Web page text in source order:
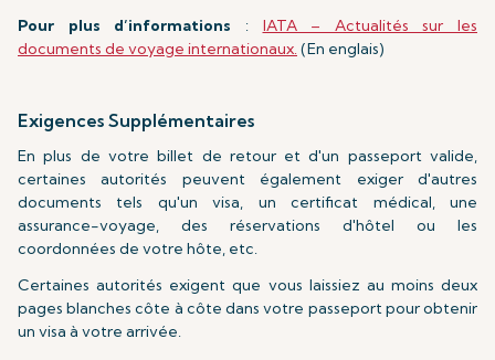
Pour plus d’informations : IATA – Actualités sur les
documents de voyage internationaux.(En englais)
Exigences Supplémentaires
En plus de votre billet de retour et d'un passeport valide,
certaines autorités peuvent également exiger d'autres
documents tels qu'un visa, un certificat médical, une
assurance-voyage, des réservations d'hôtel ou les
coordonnées de votre hôte, etc.
Certaines autorités exigent que vous laissiez au moins deux
pages blanches côte à côte dans votre passeport pour obtenir
un visa à votre arrivée.